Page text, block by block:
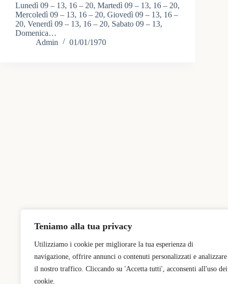
Teniamo alla tua privacy
Utilizziamo i cookie per migliorare la tua esperienza di
navigazione, offrire annunci o contenuti personalizzati e analizzare
il nostro traffico. Cliccando su 'Accetta tutti', acconsenti all'uso dei
cookie.
Lunedì 09 – 13, 16 – 20, Martedì 09 – 13, 16 – 20,
Mercoledì 09 – 13, 16 – 20, Giovedì 09 – 13, 16 –
20, Venerdì 09 – 13, 16 – 20, Sabato 09 – 13,
Domenica…
Admin
01/01/1970